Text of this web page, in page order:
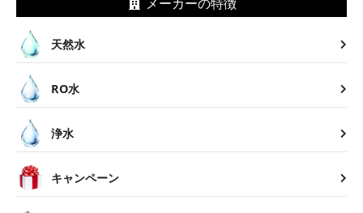
メーカーの特徴
天然水
RO水
浄水
キャンペーン